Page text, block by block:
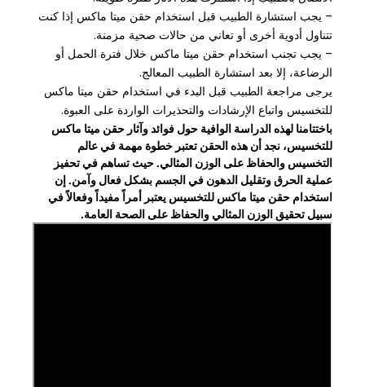
– يجب استشارة الطبيب قبل استخدام حقن ميتا ماكس إذا كنت
تتناول أدوية أخرى أو تعاني من حالات صحية مزمنة.
– يجب تجنب استخدام حقن ميتا ماكس خلال فترة الحمل أو
الرضاعة، إلا بعد استشارة الطبيب المعالج.
يرجى مراجعة الطبيب قبل البدء في استخدام حقن ميتا ماكس
للتخسيس واتباع الإرشادات والتحذيرات الواردة على العبوة.
باختتامنا لهذه الدراسة الوافية حول فوائد وآثار حقن ميتا ماكس
للتخسيس، نجد أن هذه الحقن تعتبر خطوة مهمة في عالم
التخسيس والحفاظ على الوزن المثالي. حيث تساهم في تحفيز
عملية الحرق وتقليل الدهون في الجسم بشكل فعال وآمن. إن
استخدام حقن ميتا ماكس للتخسيس يعتبر أمراً مفيداً وفعالاً في
سبيل تحقيق الوزن المثالي والحفاظ على الصحة العامة.